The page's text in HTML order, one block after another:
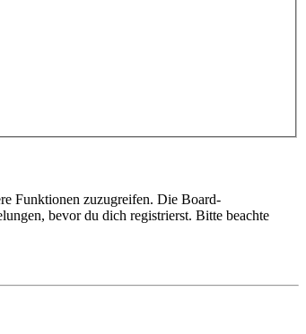
Funktionen zuzugreifen. Die Board-
bevor du dich registrierst. Bitte beachte